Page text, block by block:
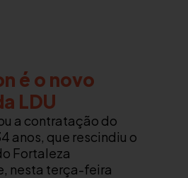
é o novo
LDU
a contratação do
anos, que rescindiu o
Fortaleza
nesta terça-feira